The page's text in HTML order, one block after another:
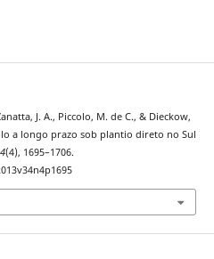
J. A., Piccolo, M. de C., & Dieckow,
a longo prazo sob plantio direto no Sul
(4), 1695–1706.